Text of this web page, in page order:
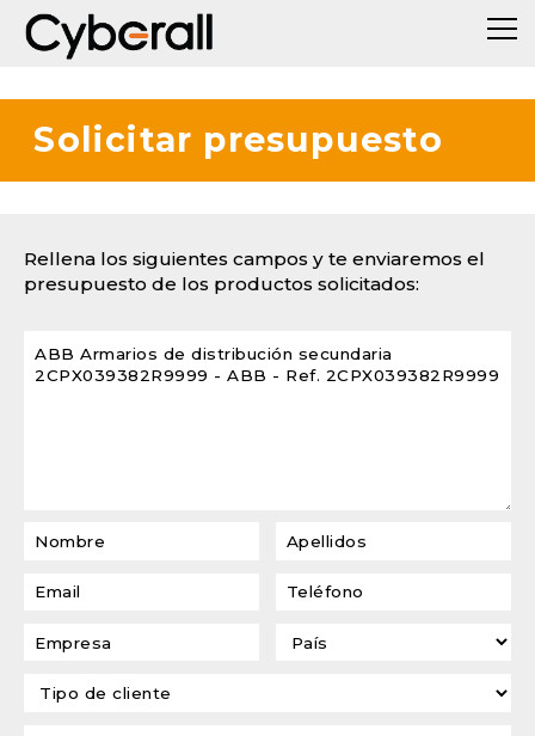
Solicitar presupuesto
Rellena los siguientes campos y te enviaremos el
presupuesto de los productos solicitados: